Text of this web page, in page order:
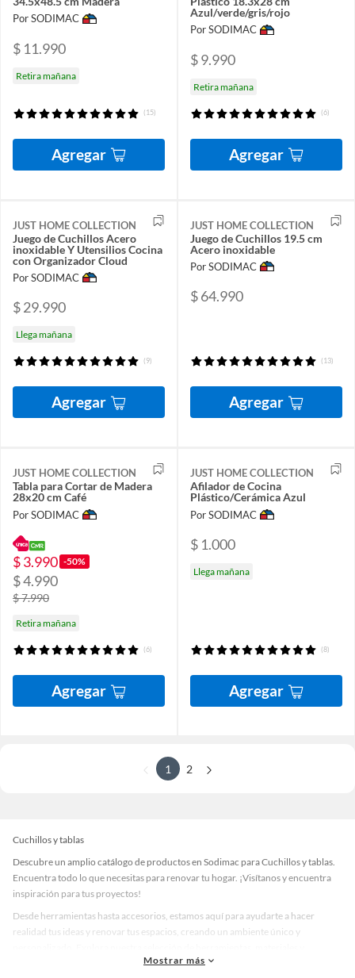
Por SODIMAC
$ 11.990
Retira mañana
(15)
Agregar
Azul/verde/gris/rojo
Por SODIMAC
$ 9.990
Retira mañana
(6)
Agregar
JUST HOME COLLECTION
Juego de Cuchillos Acero
inoxidable Y Utensilios Cocina
con Organizador Cloud
Por SODIMAC
$ 29.990
Llega mañana
(9)
Agregar
JUST HOME COLLECTION
Juego de Cuchillos 19.5 cm
Acero inoxidable
Por SODIMAC
$ 64.990
(13)
Agregar
JUST HOME COLLECTION
Tabla para Cortar de Madera
28x20 cm Café
Por SODIMAC
$ 3.990 -50%
$ 4.990
$ 7.990
Retira mañana
(6)
Agregar
JUST HOME COLLECTION
Afilador de Cocina
Plástico/Cerámica Azul
Por SODIMAC
$ 1.000
Llega mañana
(8)
Agregar
1 2
Cuchillos y tablas
Descubre un amplio catálogo de productos en Sodimac para Cuchillos y tablas.
Encuentra todo lo que necesitas para renovar tu hogar. ¡Visítanos y encuentra
inspiración para tus proyectos!
Desde herramientas hasta accesorios, estamos aquí para ayudarte a hacer
realidad tus ideas y renovar tus espacios, creando un ambiente único y
accesorios de calidad que te ayudarán a crear un espacio más tú.
Mostrar más